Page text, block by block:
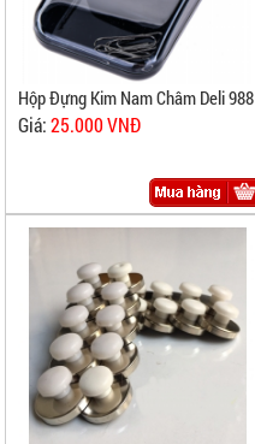
Hộp Đựng Kim Nam Châm Deli 988
Giá:25.000 VNĐ